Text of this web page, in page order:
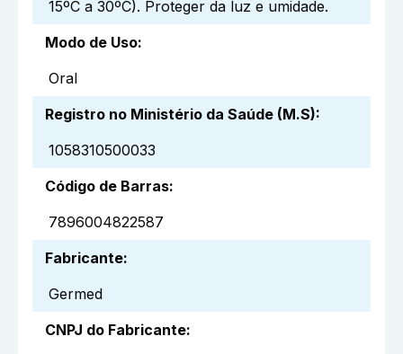
15ºC a 30ºC). Proteger da luz e umidade.
Modo de Uso:
Oral
Registro no Ministério da Saúde (M.S):
1058310500033
Código de Barras:
7896004822587
Fabricante:
Germed
CNPJ do Fabricante: